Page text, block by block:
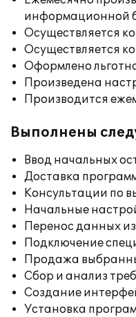
информационной
Осуществляется
Осуществляется
Оформлено
Произведена
Производится
Выполнены
Ввод начальных
Доставка
Консультации по
Начальные
Перенос данных
Подключение
Продажа
Сбор и анализ
Создание
Установка